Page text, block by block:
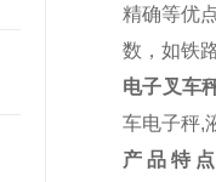
精确等优
数，如铁
电子叉车
车电子秤,
产 品 特 点